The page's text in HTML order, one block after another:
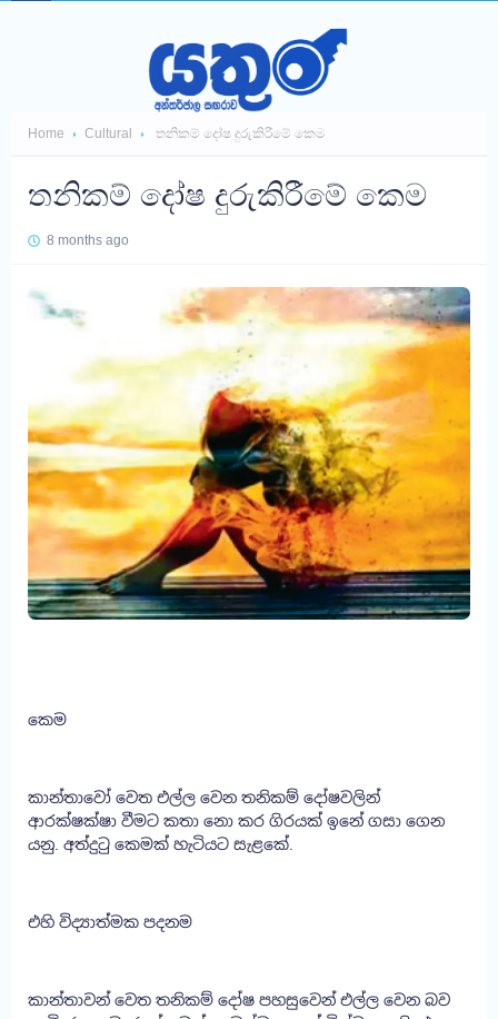
Home Cultural තනිකම් දෝෂ දුරුකිරීමේ කෙම
තනිකම් දෝෂ දුරුකිරීමේ කෙම
8 months ago
කෙම
කාන්තාවෝ වෙත එල්ල වෙන තනිකම් දෝෂවලින්
ආරක්ෂක්ෂා වීමට කතා නො කර ගිරයක් ඉනේ ගසා ගෙන
යනු. අත්දුටු කෙමක් හැටියට සැළකේ.
එහි විද්‍යාත්මක පදනම
කාන්තාවන් වෙත තනිකම් දෝෂ පහසුවෙන් එල්ල වෙන බව